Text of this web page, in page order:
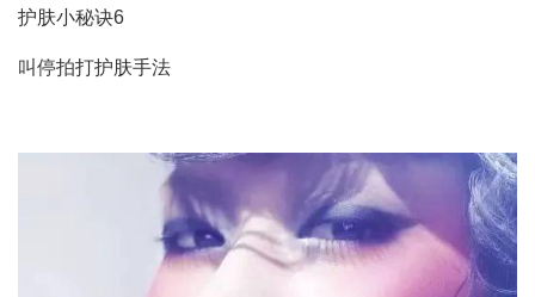
护肤小秘诀6
叫停拍打护肤手法